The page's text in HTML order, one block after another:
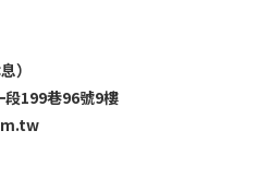
）
段199巷96號9樓